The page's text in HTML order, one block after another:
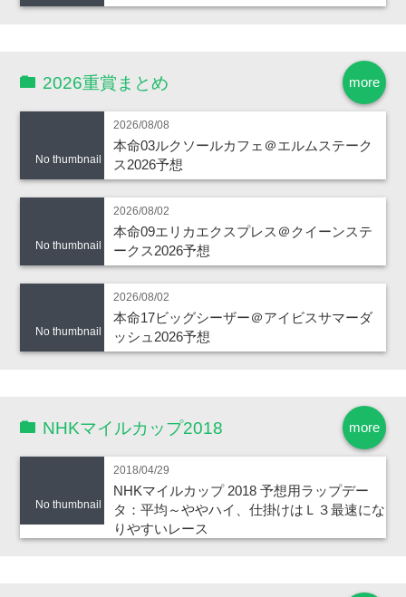
more
2026重賞まとめ
No thumbnail
2026/08/08
本命03ルクソールカフェ＠エルムステーク
ス2026予想
No thumbnail
2026/08/02
本命09エリカエクスプレス＠クイーンステ
ークス2026予想
No thumbnail
2026/08/02
本命17ビッグシーザー＠アイビスサマーダ
ッシュ2026予想
more
NHKマイルカップ2018
No thumbnail
2018/04/29
NHKマイルカップ 2018 予想用ラップデー
タ：平均～ややハイ、仕掛けはＬ３最速にな
りやすいレース